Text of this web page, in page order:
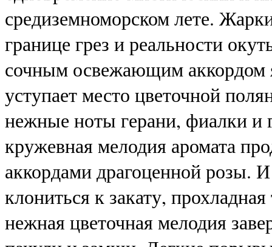
средиземноморском лете.
границе грез и реальности
сочным освежающим аккордом
уступает место цветочной
нежные ноты герани, фиалки и
кружевная мелодия аромата
аккордами драгоценной розы.
клониться к закату,
нежная цветочная мелодия